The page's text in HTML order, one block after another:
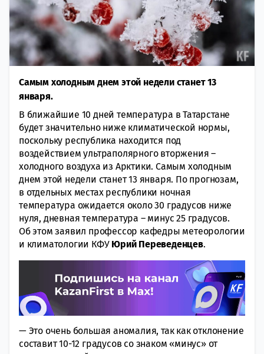
Самым холодным днем этой недели станет 13
января.
В ближайшие 10 дней температура в Татарстане
будет значительно ниже климатической нормы,
поскольку республика находится под
воздействием ультраполярного вторжения –
холодного воздуха из Арктики. Самым холодным
днем этой недели станет 13 января. По прогнозам,
в отдельных местах республики ночная
температура ожидается около 30 градусов ниже
нуля, дневная температура – минус 25 градусов.
Об этом заявил профессор кафедры метеорологии
и климатологии КФУ Юрий Переведенцев.
— Это очень большая аномалия, так как отклонение
составит 10-12 градусов со знаком «минус» от